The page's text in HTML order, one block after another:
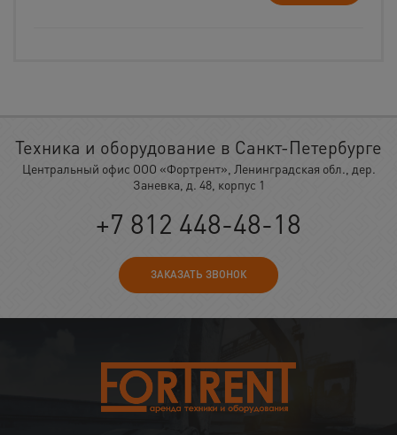
Техника и оборудование в Санкт-Петербурге
Центральный офис ООО «Фортрент», Ленинградская обл., дер.
Заневка, д. 48, корпус 1
+7 812 448-48-18
ЗАКАЗАТЬ ЗВОНОК